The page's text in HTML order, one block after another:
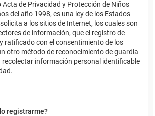
Acta de Privacidad y Protección de Niños
del año 1998, es una ley de los Estados
a los sitios de Internet, los cuales son
de información, que el registro de
ratificado con el consentimiento de los
otro método de reconocimiento de guardia
recolectar información personal identificable
registrarme?